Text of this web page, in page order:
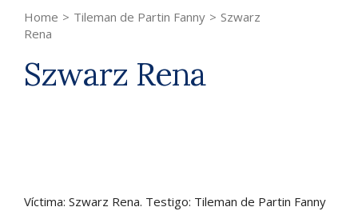
Home > Tileman de Partin Fanny > Szwarz
Rena
Szwarz Rena
Víctima: Szwarz Rena. Testigo: Tileman de Partin Fanny